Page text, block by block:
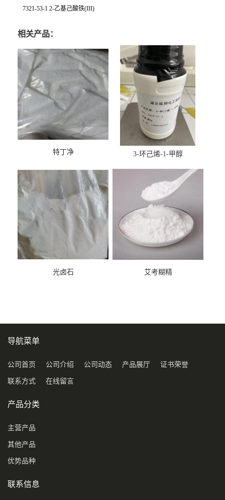
7321-53-1 2-乙基己酸铁(III)
相关产品：
特丁净 3-环己烯-1-甲醇
光卤石 艾考糊精
导航菜单
公司首页 公司介绍 公司动态 产品展厅 证书荣誉
联系方式 在线留言
产品分类
主营产品
其他产品
优势品种
联系信息